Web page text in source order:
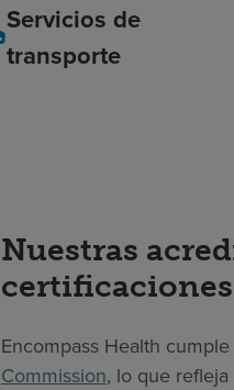
Servicios de
transporte
Nuestras
certificaciones
Encompass Health
Commission, lo que